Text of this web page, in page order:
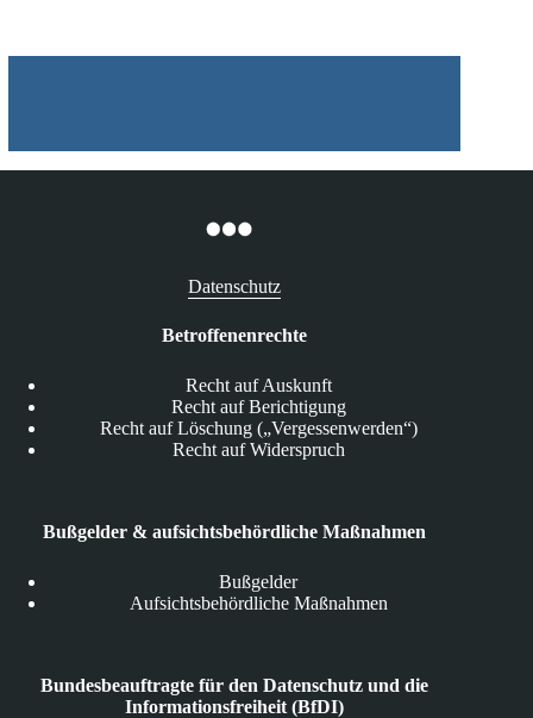
Datenschutz
Betroffenenrechte
Recht auf Auskunft
Recht auf Berichtigung
Recht auf Löschung („Vergessenwerden“)
Recht auf Widerspruch
Bußgelder & aufsichtsbehördliche Maßnahmen
Bußgelder
Aufsichtsbehördliche Maßnahmen
Bundesbeauftragte für den Datenschutz und die
Informationsfreiheit (BfDI)